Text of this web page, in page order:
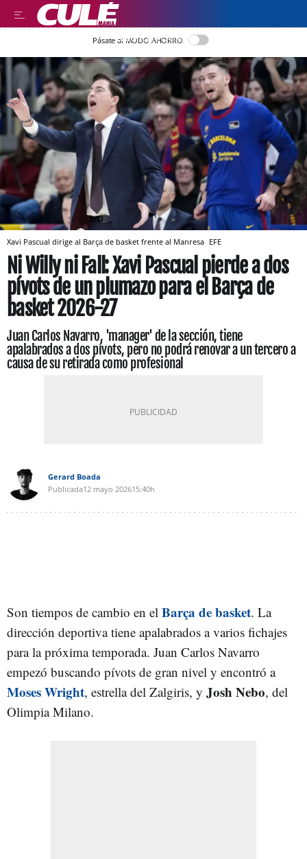
LLEGIR EN CATALÀ
Pásate al MODO AHORRO
Xavi Pascual dirige al Barça de basket frente al Manresa EFE
Ni Willy ni Fall: Xavi Pascual pierde a dos
pívots de un plumazo para el Barça de
basket 2026-27
Juan Carlos Navarro, 'manager' de la sección, tiene
apalabrados a dos pívots, pero no podrá renovar a un tercero a
causa de su retirada como profesional
Gerard Boada
Publicada12 mayo 202615:40h
Son tiempos de cambio en el Barça de basket. La
dirección deportiva tiene apalabrados a varios fichajes
para la próxima temporada. Juan Carlos Navarro
empezó buscando pívots de gran nivel y encontró a
Moses Wright, estrella del Zalgiris, y Josh Nebo, del
Olimpia Milano.